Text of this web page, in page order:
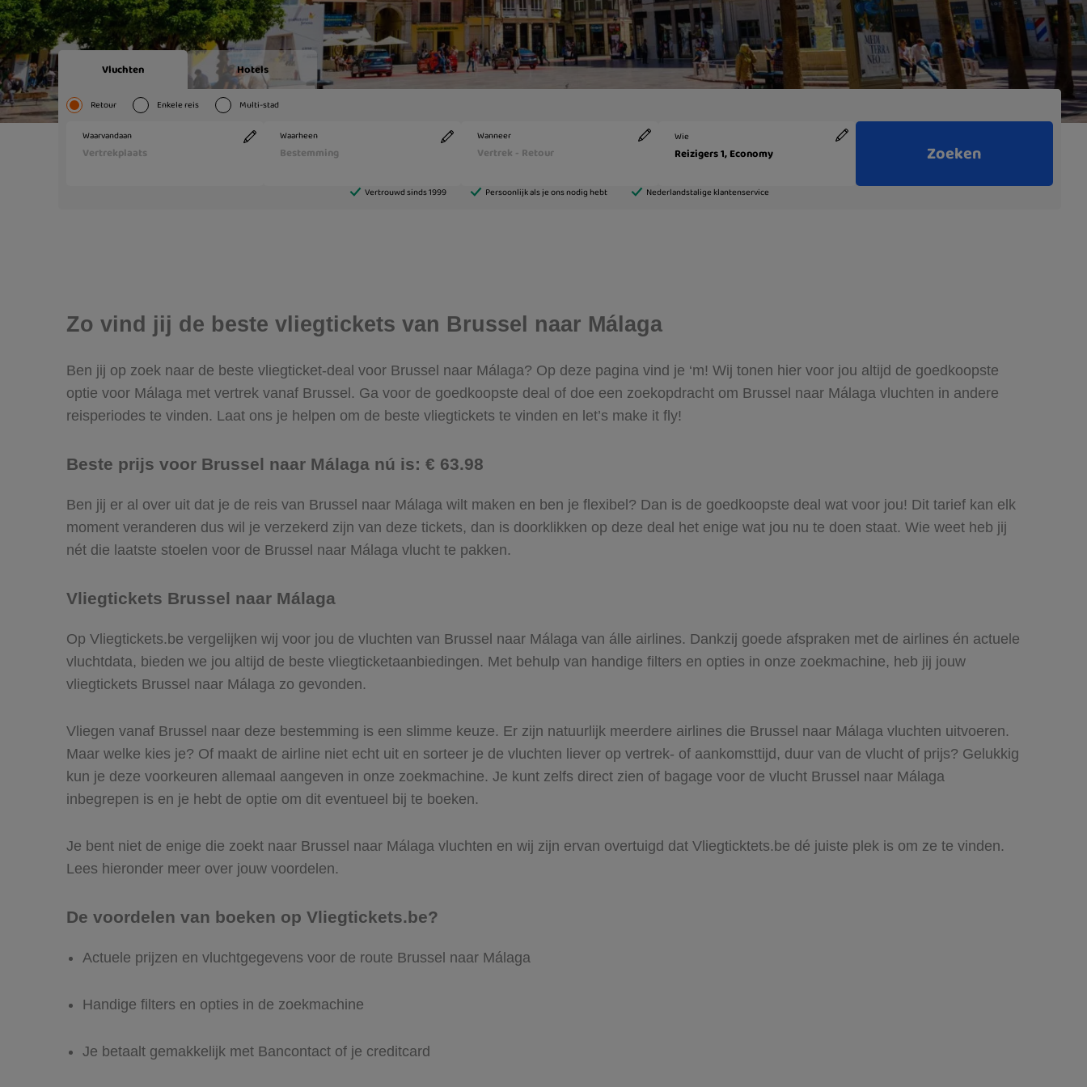
Zo vind jij de beste vliegtickets van Brussel naar Málaga
Ben jij op zoek naar de beste vliegticket-deal voor Brussel naar Málaga? Op deze pagina vind je ‘m! Wij tonen hier voor jou altijd de goedkoopste
optie voor Málaga met vertrek vanaf Brussel. Ga voor de goedkoopste deal of doe een zoekopdracht om Brussel naar Málaga vluchten in andere
reisperiodes te vinden. Laat ons je helpen om de beste vliegtickets te vinden en let’s make it fly!
Beste prijs voor Brussel naar Málaga nú is: € 63.98
Ben jij er al over uit dat je de reis van Brussel naar Málaga wilt maken en ben je flexibel? Dan is de goedkoopste deal wat voor jou! Dit tarief kan elk
moment veranderen dus wil je verzekerd zijn van deze tickets, dan is doorklikken op deze deal het enige wat jou nu te doen staat. Wie weet heb jij
nét die laatste stoelen voor de Brussel naar Málaga vlucht te pakken.
Vliegtickets Brussel naar Málaga
Op Vliegtickets.be vergelijken wij voor jou de vluchten van Brussel naar Málaga van álle airlines. Dankzij goede afspraken met de airlines én actuele
vluchtdata, bieden we jou altijd de beste vliegticketaanbiedingen. Met behulp van handige filters en opties in onze zoekmachine, heb jij jouw
vliegtickets Brussel naar Málaga zo gevonden.
Vliegen vanaf Brussel naar deze bestemming is een slimme keuze. Er zijn natuurlijk meerdere airlines die Brussel naar Málaga vluchten uitvoeren.
Maar welke kies je? Of maakt de airline niet echt uit en sorteer je de vluchten liever op vertrek- of aankomsttijd, duur van de vlucht of prijs? Gelukkig
kun je deze voorkeuren allemaal aangeven in onze zoekmachine. Je kunt zelfs direct zien of bagage voor de vlucht Brussel naar Málaga
inbegrepen is en je hebt de optie om dit eventueel bij te boeken.
Je bent niet de enige die zoekt naar Brussel naar Málaga vluchten en wij zijn ervan overtuigd dat Vliegticktets.be dé juiste plek is om ze te vinden.
Lees hieronder meer over jouw voordelen.
De voordelen van boeken op Vliegtickets.be?
Actuele prijzen en vluchtgegevens voor de route Brussel naar Málaga
Handige filters en opties in de zoekmachine
Je betaalt gemakkelijk met Bancontact of je creditcard